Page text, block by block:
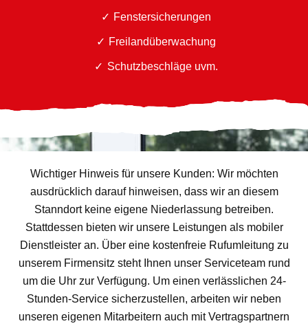
Fenstersicherungen
Freilandüberwachung
Schutzbeschläge uvm.
Wichtiger Hinweis für unsere Kunden: Wir möchten
ausdrücklich darauf hinweisen, dass wir an diesem
Stanndort keine eigene Niederlassung betreiben.
Stattdessen bieten wir unsere Leistungen als mobiler
Dienstleister an. Über eine kostenfreie Rufumleitung zu
unserem Firmensitz steht Ihnen unser Serviceteam rund
um die Uhr zur Verfügung. Um einen verlässlichen 24-
Stunden-Service sicherzustellen, arbeiten wir neben
unseren eigenen Mitarbeitern auch mit Vertragspartnern